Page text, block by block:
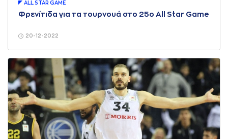
20-12-2022
ALL STAR GAME
Φρενίτιδα για τα τουρνουά στο 25ο All Star Game